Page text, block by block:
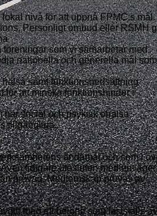
nivå för att uppnå FPMC:s mål.
Personligt ombud eller RSMH
som vi samarbetar med.
nationella och generella mål som
samt funktionsnedsättning
för att minska funktionshinder i
har social och psykisk ohälsa.
tillgängliga.
ändamål och som i
tidigare utesluten medlem
prövad. Medlemskap prövas av
med ett belopp som fastställs